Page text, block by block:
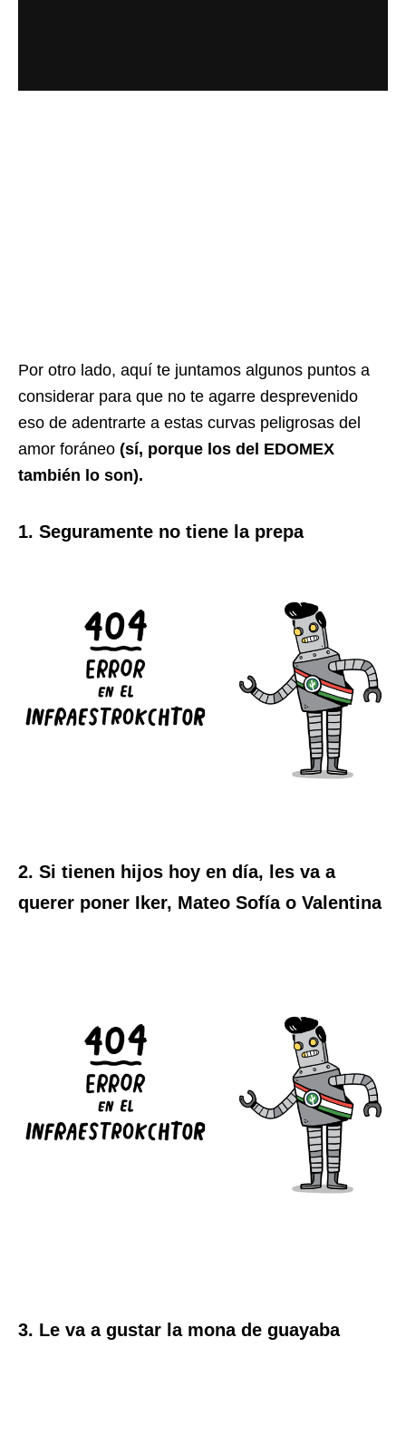
Por otro lado, aquí te juntamos algunos puntos a
considerar para que no te agarre desprevenido
eso de adentrarte a estas curvas peligrosas del
amor foráneo (sí, porque los del EDOMEX
también lo son).
1. Seguramente no tiene la prepa
2. Si tienen hijos hoy en día, les va a
querer poner Iker, Mateo Sofía o Valentina
3. Le va a gustar la mona de guayaba